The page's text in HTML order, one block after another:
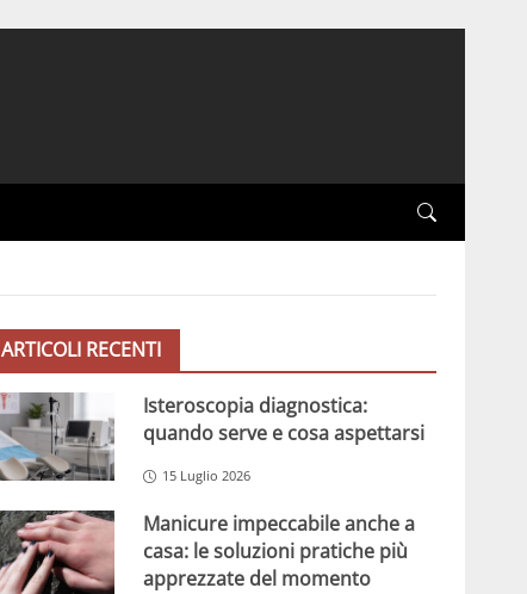
ARTICOLI RECENTI
Isteroscopia diagnostica:
quando serve e cosa aspettarsi
15 Luglio 2026
Manicure impeccabile anche a
casa: le soluzioni pratiche più
apprezzate del momento